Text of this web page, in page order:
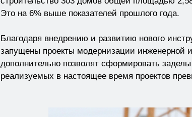
Это на 6% выше показателей прошлого года.
Благодаря внедрению и развитию нового
запущены проекты модернизации инженерной
дополнительно позволят сформировать
реализуемых в настоящее время проектов